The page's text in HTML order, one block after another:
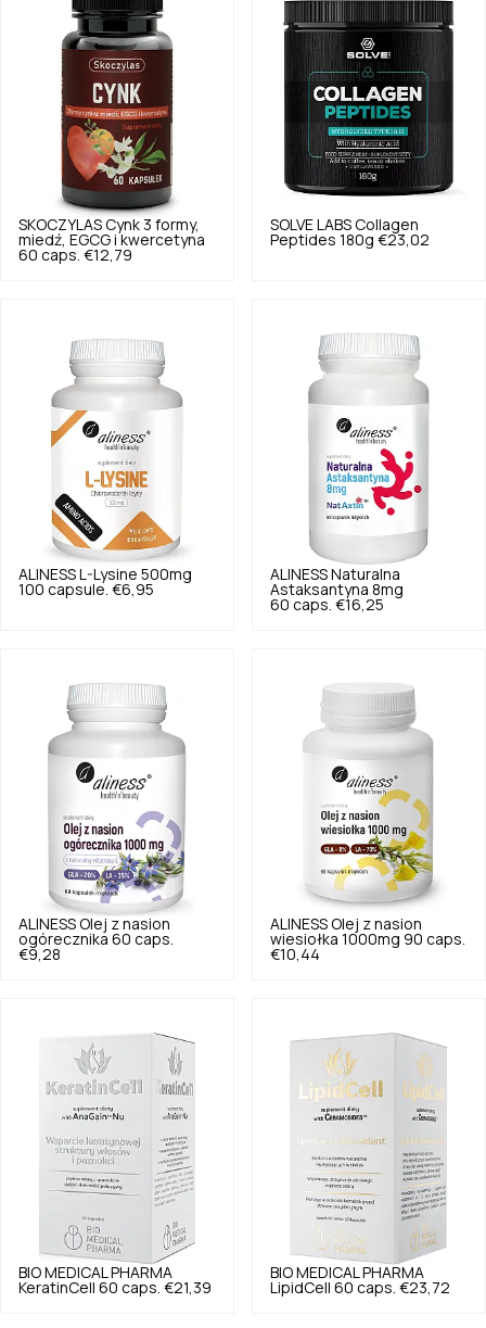
SKOCZYLAS Cynk 3 formy,
miedź, EGCG i kwercetyna
60 caps. €12,79
SOLVE LABS Collagen
Peptides 180g €23,02
ALINESS
L-Lysine 500mg
100 capsule. €6,95
ALINESS Naturalna
Astaksantyna 8mg
60 caps. €16,25
ALINESS Olej z nasion
ogórecznika 60 caps.
€9,28
ALINESS Olej z nasion
wiesiołka 1000mg 90 caps.
€10,44
BIO MEDICAL PHARMA
KeratinCell 60 caps. €21,39
BIO MEDICAL PHARMA
LipidCell 60 caps. €23,72